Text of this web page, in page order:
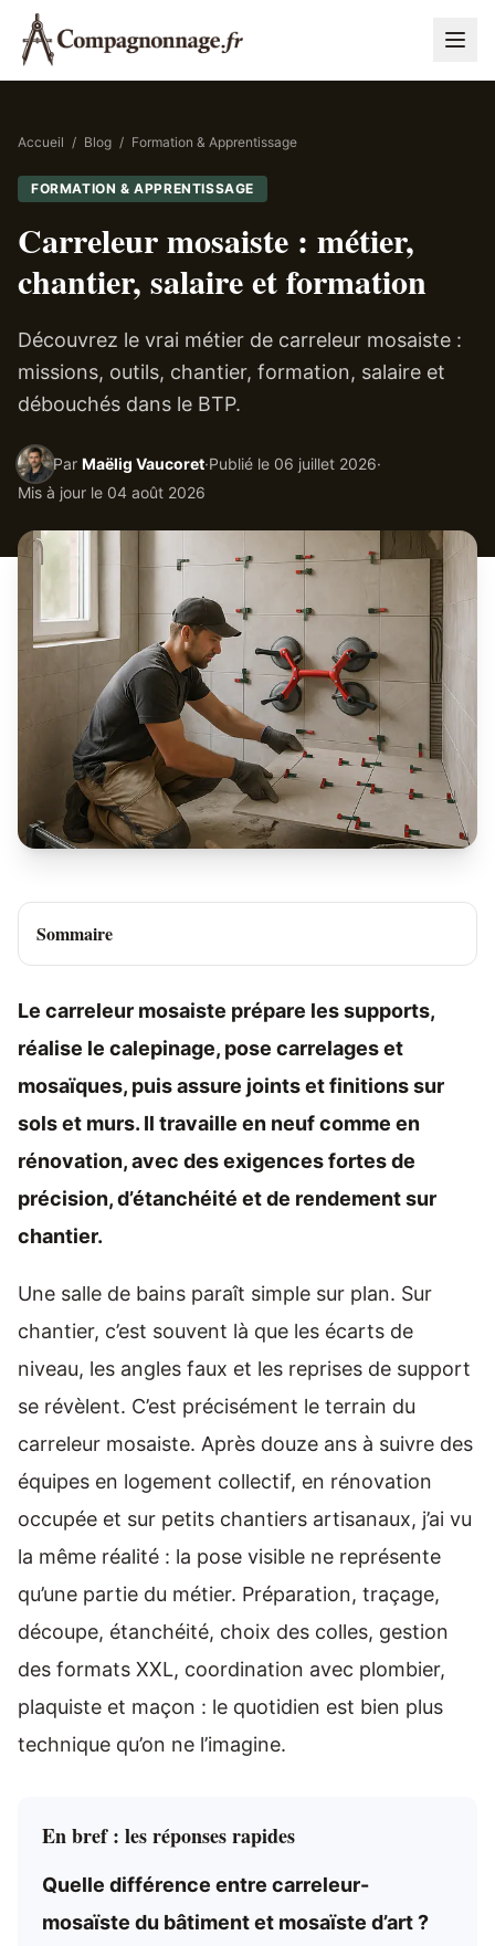
Accueil / Blog / Formation & Apprentissage
FORMATION & APPRENTISSAGE
Carreleur mosaiste : métier,
chantier, salaire et formation
Découvrez le vrai métier de carreleur mosaiste :
missions, outils, chantier, formation, salaire et
débouchés dans le BTP.
Par Maëlig Vaucoret·Publié le 06 juillet 2026·
Mis à jour le 04 août 2026
Sommaire
Le carreleur mosaiste prépare les supports,
réalise le calepinage, pose carrelages et
mosaïques, puis assure joints et finitions sur
sols et murs. Il travaille en neuf comme en
rénovation, avec des exigences fortes de
précision, d’étanchéité et de rendement sur
chantier.
Une salle de bains paraît simple sur plan. Sur
chantier, c’est souvent là que les écarts de
niveau, les angles faux et les reprises de support
se révèlent. C’est précisément le terrain du
carreleur mosaiste. Après douze ans à suivre des
équipes en logement collectif, en rénovation
occupée et sur petits chantiers artisanaux, j’ai vu
la même réalité : la pose visible ne représente
qu’une partie du métier. Préparation, traçage,
découpe, étanchéité, choix des colles, gestion
des formats XXL, coordination avec plombier,
plaquiste et maçon : le quotidien est bien plus
technique qu’on ne l’imagine.
En bref : les réponses rapides
Quelle différence entre carreleur-
mosaïste du bâtiment et mosaïste d’art ?